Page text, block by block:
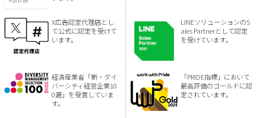
X広告認定代理店とし
て公式に認定を受けて
います。
LINEソリューションのS
ales Partnerとして認定
を受けています。
経済産業省「新・ダイ
バーシティ経営企業10
0選」を受賞していま
す。
「PRIDE指標」において
最高評価のゴールドに認
定されています。